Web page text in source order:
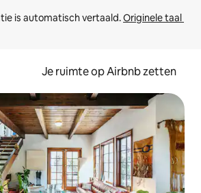
is automatisch vertaald. Originele taal
Je ruimte op Airbnb zetten